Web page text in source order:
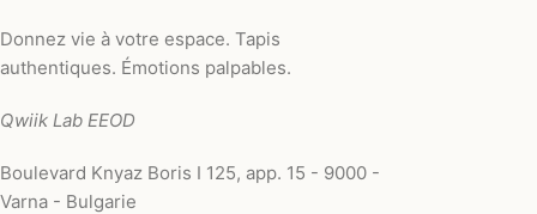
Donnez vie à votre espace. Tapis
authentiques. Émotions palpables.
Qwiik Lab EEOD
Boulevard Knyaz Boris I 125, app. 15 - 9000 -
Varna - Bulgarie